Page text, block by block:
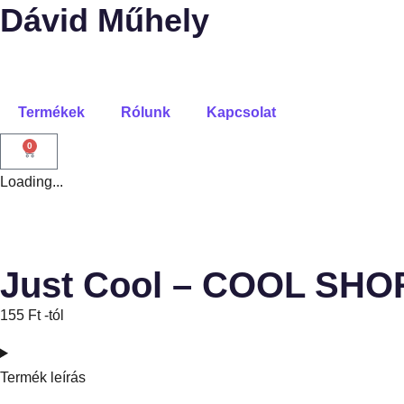
Dávid Műhely
Termékek Rólunk Kapcsolat
0
Loading...
Just Cool – COOL
155 Ft-tól
Termék leírás